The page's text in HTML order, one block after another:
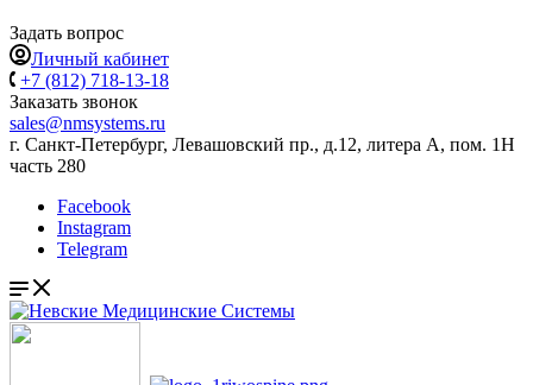
Задать вопрос
Личный кабинет
+7 (812) 718-13-18
Заказать звонок
sales@nmsystems.ru
г. Санкт-Петербург, Левашовский пр., д.12, литера А, пом. 1Н
часть 280
Facebook
Instagram
Telegram